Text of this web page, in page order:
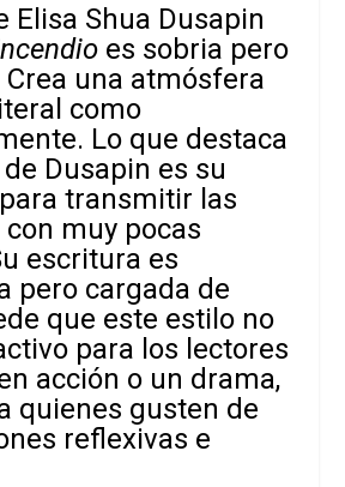
Elisa Shua Dusapin
es sobria pero
Crea una atmósfera
como
Lo que destaca
Dusapin es su
transmitir las
muy pocas
escritura es
pero cargada de
que este estilo no
para los lectores
acción o un drama,
quienes gusten de
reflexivas e